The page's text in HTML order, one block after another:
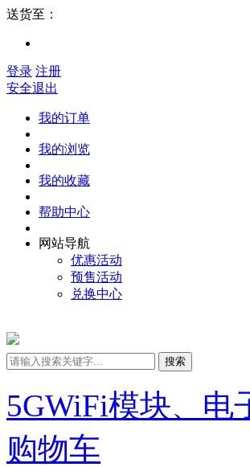
送货至：
登录 注册
安全退出
我的订单
我的浏览
我的收藏
帮助中心
网站导航
优惠活动
预售活动
兑换中心
搜索
5GWiFi模块、电
购物车